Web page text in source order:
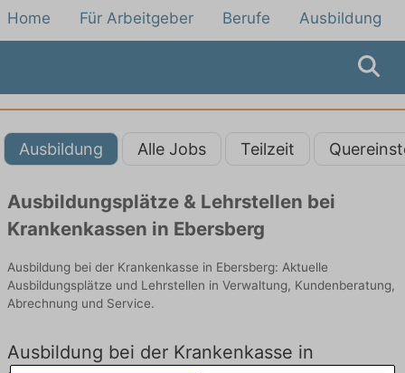
Home Für Arbeitgeber Berufe Ausbildung
Ausbildung Alle Jobs Teilzeit
Ausbildungsplätze & Lehrstellen bei
Krankenkassen in Ebersberg
Ausbildung bei der Krankenkasse in Ebersberg: Aktuelle
Ausbildungsplätze und Lehrstellen in Verwaltung, Kundenberatung,
Abrechnung und Service.
Ausbildung bei der Krankenkasse in